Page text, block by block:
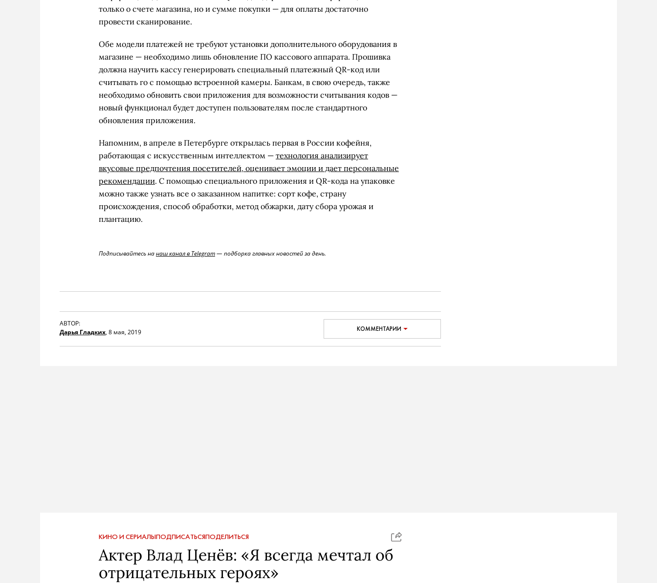
только о счете магазина, но и сумме покупки — для оплаты достаточно
провести сканирование.
Обе модели платежей не требуют установки дополнительного оборудования в
магазине — необходимо лишь обновление ПО кассового аппарата. Прошивка
должна научить кассу генерировать специальный платежный QR-код или
считывать го с помощью встроенной камеры. Банкам, в свою очередь, также
необходимо обновить свои приложения для возможности считывания кодов —
новый функционал будет доступен пользователям после стандартного
обновления приложения.
Напомним, в апреле в Петербурге открылась первая в России кофейня,
работающая с искусственным интеллектом — технология анализирует
вкусовые предпочтения посетителей, оценивает эмоции и дает персональные
рекомендации. С помощью специального приложения и QR-кода на упаковке
можно также узнать все о заказанном напитке: сорт кофе, страну
происхождения, способ обработки, метод обжарки, дату сбора урожая и
плантацию.
Подписывайтесь нанаш канал в Telegram— подборка главных новостей за день.
АВТОР:
Дарья Гладких, 8 мая, 2019 КОММЕНТАРИИ
КИНО И СЕРИАЛЫПОДПИСАТЬСЯПОДЕЛИТЬСЯ
Актер Влад Ценёв: «Я всегда мечтал об
отрицательных героях»